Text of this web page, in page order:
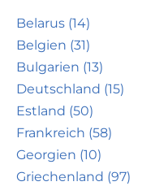
Belarus (14)
Belgien (31)
Bulgarien (13)
Deutschland (15)
Estland (50)
Frankreich (58)
Georgien (10)
Griechenland (97)